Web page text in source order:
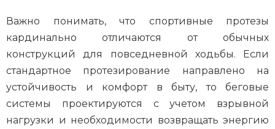
Важно понимать, что спортивные протезы
кардинально отличаются от обычных
конструкций для повседневной ходьбы. Если
стандартное протезирование направлено на
устойчивость и комфорт в быту, то беговые
системы проектируются с учетом взрывной
нагрузки и необходимости возвращать энергию